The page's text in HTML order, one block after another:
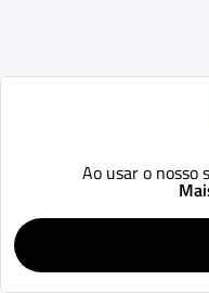
Ao usar o nosso